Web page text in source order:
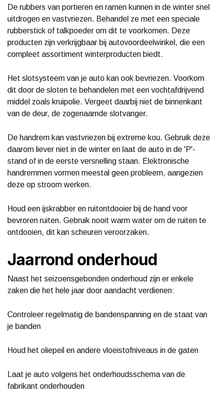
De rubbers van portieren en ramen kunnen in de winter snel
uitdrogen en vastvriezen. Behandel ze met een speciale
rubberstick of talkpoeder om dit te voorkomen. Deze
producten zijn verkrijgbaar bij autovoordeelwinkel, die een
compleet assortiment winterproducten biedt.
Het slotsysteem van je auto kan ook bevriezen. Voorkom
dit door de sloten te behandelen met een vochtafdrijvend
middel zoals kruipolie. Vergeet daarbij niet de binnenkant
van de deur, de zogenaamde slotvanger.
De handrem kan vastvriezen bij extreme kou. Gebruik deze
daarom liever niet in de winter en laat de auto in de 'P'-
stand of in de eerste versnelling staan. Elektronische
handremmen vormen meestal geen probleem, aangezien
deze op stroom werken.
Houd een ijskrabber en ruitontdooier bij de hand voor
bevroren ruiten. Gebruik nooit warm water om de ruiten te
ontdooien, dit kan scheuren veroorzaken.
Jaarrond onderhoud
Naast het seizoensgebonden onderhoud zijn er enkele
zaken die het hele jaar door aandacht verdienen:
Controleer regelmatig de bandenspanning en de staat van
je banden
Houd het oliepeil en andere vloeistofniveaus in de gaten
Laat je auto volgens het onderhoudsschema van de
fabrikant onderhouden